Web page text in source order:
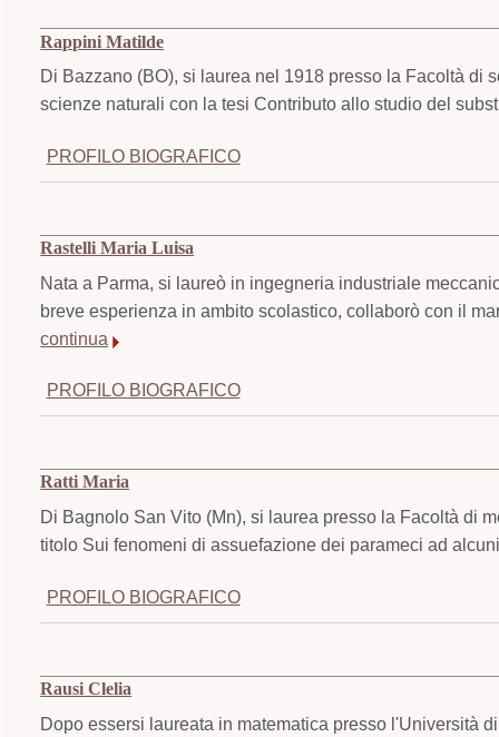
Rappini Matilde
Di Bazzano (BO), si laurea nel 1918 presso la Facoltà di
scienze naturali con la tesi Contributo allo studio del
PROFILO BIOGRAFICO
Rastelli Maria Luisa
Nata a Parma, si laureò in ingegneria industriale
breve esperienza in ambito scolastico, collaborò con il
continua
PROFILO BIOGRAFICO
Ratti Maria
Di Bagnolo San Vito (Mn), si laurea presso la Facoltà di
titolo Sui fenomeni di assuefazione dei parameci ad
PROFILO BIOGRAFICO
Rausi Clelia
Dopo essersi laureata in matematica presso l'Università